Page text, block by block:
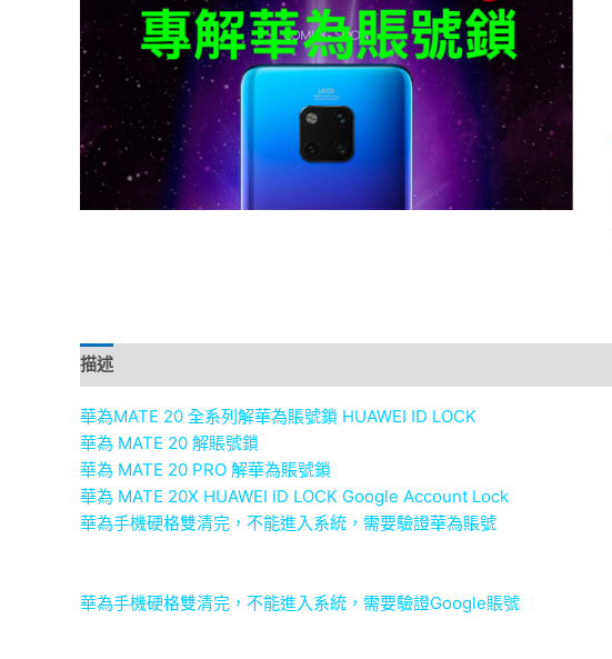
描述
華為MATE 20 全系列解華為賬號鎖 HUAWEI ID LOCK
華為 MATE 20 解賬號鎖
華為 MATE 20 PRO 解華為賬號鎖
華為 MATE 20X HUAWEI ID LOCK Google Account Lock
華為手機硬格雙清完，不能進入系統，需要驗證華為賬號
華為手機硬格雙清完，不能進入系統，需要驗證Google賬號